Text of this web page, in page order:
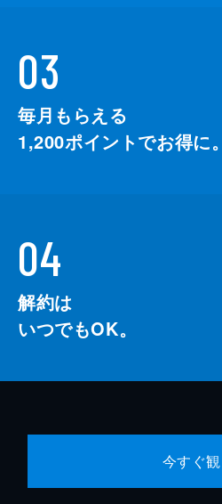
03
毎月もらえる
1,200ポイントでお得に。
04
解約は
いつでもOK。
今すぐ